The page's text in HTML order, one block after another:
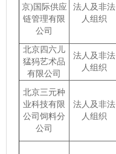
京)国际供应
链管理有限
公司
法人及非法
人组织
北京四六儿
猛犸艺术品
有限公司
法人及非法
人组织
北京三元种
业科技有限
公司饲料分
公司
法人及非法
人组织